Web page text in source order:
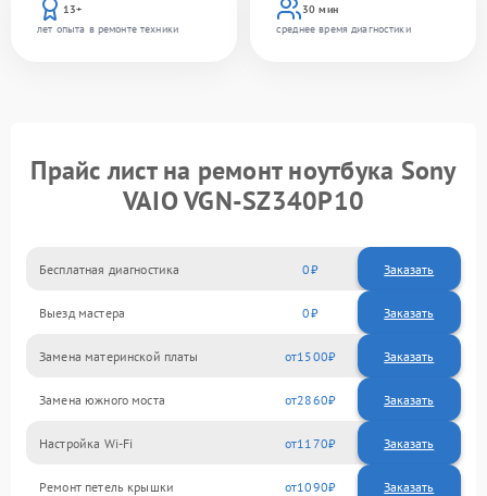
13+
лет опыта в ремонте техники
30 мин
среднее время диагностики
Прайс лист на ремонт ноутбука Sony
VAIO VGN-SZ340P10
Бесплатная диагностика 0 Заказать
Выезд мастера 0 Заказать
Замена материнской платы 1500
Замена южного моста 2860
Настройка Wi-Fi 1170
Ремонт петель крышки 1090